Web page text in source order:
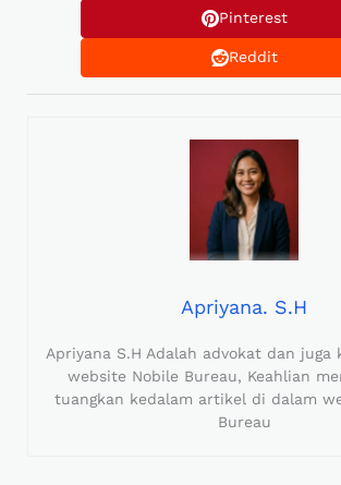
Pinterest
Reddit
Apriyana. S.H
Apriyana S.H Adalah advokat dan
website Nobile Bureau, Keahlian
tuangkan kedalam artikel di dalam
Bureau